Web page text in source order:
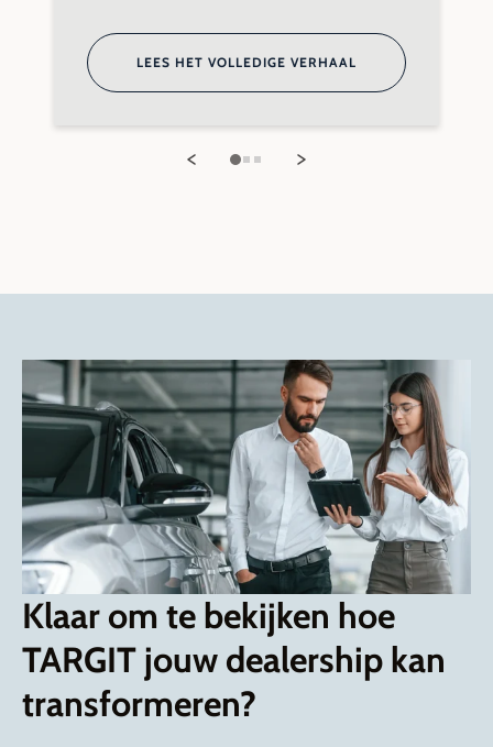
LEES HET VOLLEDIGE VERHAAL
Klaar om te bekijken hoe
TARGIT jouw dealership kan
transformeren?